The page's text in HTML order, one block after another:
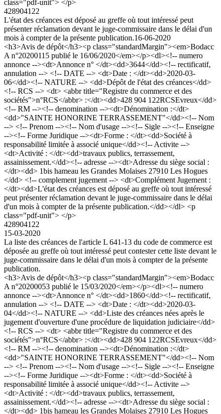
class="pdf-unit"> </p>
428904122
L'état des créances est déposé au greffe où tout intéressé peut
présenter réclamation devant le juge-commissaire dans le délai d'un
mois à compter de la présente publication.16-06-2020
<h3>Avis de dépôt</h3><p class="standardMargin"><em>Bodacc
A n°20200115 publié le 16/06/2020</em></p><dl><!-- numero
annonce --><dt>Annonce n° </dt><dd>3644</dd><!-- rectificatif,
annulation --> <!-- DATE --> <dt>Date : </dt><dd>2020-03-
06</dd><!-- NATURE --> <dd>Dépôt de l'état des créances</dd>
<!-- RCS --> <dt> <abbr title="Registre du commerce et des
sociétés">n°RCS</abbr> :</dt><dd>428 904 122RCSEvreux</dd>
<!-- RM --><!-- denomination --><dt>Dénomination :</dt>
<dd>"SAINTE HONORINE TERRASSEMENT"</dd><!-- Nom
--> <!-- Prenom --><!-- Nom d'usage --><!-- Sigle --><!-- Enseigne
--><!-- Forme Juridique --><dt>Forme : </dt><dd>Société à
responsabilité limitée à associé unique</dd><!-- Activite -->
<dt>Activité : </dt><dd>travaux publics, terrassement,
assainissement.</dd><!-- adresse --><dt>Adresse du siège social :
</dt><dd> 1bis hameau les Grandes Molaises 27910 Les Hogues
</dd> <!-- complement jugement --> <dt>Complément Jugement :
</dt><dd>L'état des créances est déposé au greffe où tout intéressé
peut présenter réclamation devant le juge-commissaire dans le délai
d'un mois à compter de la présente publication.</dd></dl> <p
class="pdf-unit"> </p>
428904122
15-03-2020
La liste des créances de l'article L 641-13 du code de commerce est
déposée au greffe où tout intéressé peut contester cette liste devant le
juge-commissaire dans le délai d'un mois à compter de la présente
publication.
<h3>Avis de dépôt</h3><p class="standardMargin"><em>Bodacc
A n°20200053 publié le 15/03/2020</em></p><dl><!-- numero
annonce --><dt>Annonce n° </dt><dd>1860</dd><!-- rectificatif,
annulation --> <!-- DATE --> <dt>Date : </dt><dd>2020-03-
04</dd><!-- NATURE --> <dd>Liste des créances nées après le
jugement d'ouverture d'une procédure de liquidation judiciaire</dd>
<!-- RCS --> <dt> <abbr title="Registre du commerce et des
sociétés">n°RCS</abbr> :</dt><dd>428 904 122RCSEvreux</dd>
<!-- RM --><!-- denomination --><dt>Dénomination :</dt>
<dd>"SAINTE HONORINE TERRASSEMENT"</dd><!-- Nom
--> <!-- Prenom --><!-- Nom d'usage --><!-- Sigle --><!-- Enseigne
--><!-- Forme Juridique --><dt>Forme : </dt><dd>Société à
responsabilité limitée à associé unique</dd><!-- Activite -->
<dt>Activité : </dt><dd>travaux publics, terrassement,
assainissement.</dd><!-- adresse --><dt>Adresse du siège social :
</dt><dd> 1bis hameau les Grandes Molaises 27910 Les Hogues